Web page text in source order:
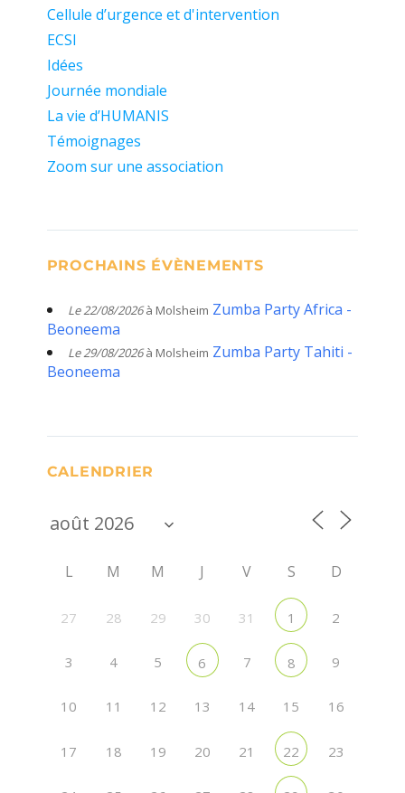
Cellule d’urgence et d'intervention
ECSI
Idées
Journée mondiale
La vie d’HUMANIS
Témoignages
Zoom sur une association
PROCHAINS ÉVÈNEMENTS
Le 22/08/2026à Molsheim Zumba Party Africa -
Beoneema
Le 29/08/2026à Molsheim Zumba Party Tahiti -
Beoneema
CALENDRIER
L M M J V S D
27 28 29 30 31 1 2
3 4 5 6 7 8 9
10 11 12 13 14 15 16
17 18 19 20 21 22 23